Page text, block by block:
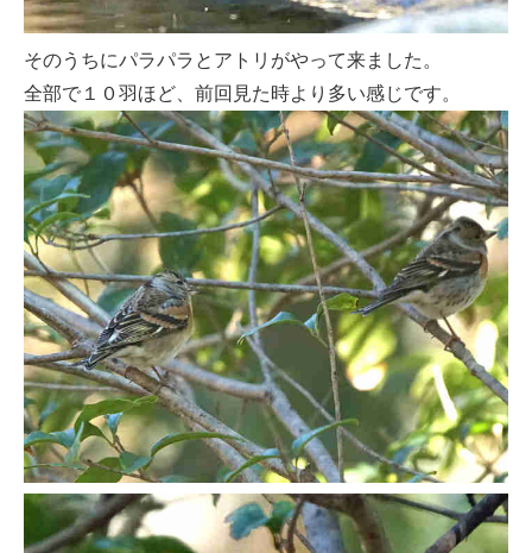
そのうちにパラパラとアトリがやって来ました。
全部で１０羽ほど、前回見た時より多い感じです。